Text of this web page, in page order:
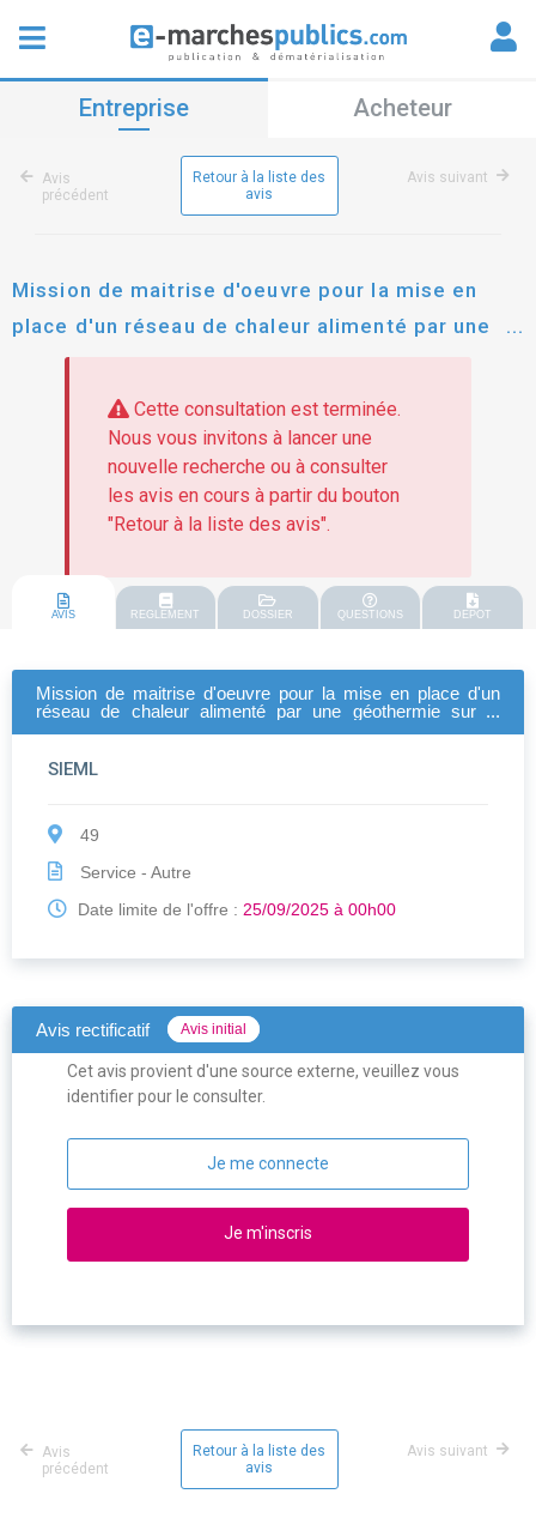
Entreprise Acheteur
Avis
précédent
Retour à la liste des
avis
Avis suivant
Mission de maitrise d'oeuvre pour la mise en
place d'un réseau de chaleur alimenté par une
géothermie sur la commune de mazé-milon (49)
Cette consultation est terminée.
Nous vous invitons à lancer une
nouvelle recherche ou à consulter
les avis en cours à partir du bouton
"Retour à la liste des avis".
AVIS REGLEMENT DOSSIER QUESTIONS DEPOT
Mission de maitrise d'oeuvre pour la mise en place d'un
réseau de chaleur alimenté par une géothermie sur la
SIEML
49
Service - Autre
Date limite de l'offre : 25/09/2025 à 00h00
Avis rectificatif Avis initial
Cet avis provient d'une source externe, veuillez vous
identifier pour le consulter.
Je me connecte
Je m'inscris
Avis
précédent
Retour à la liste des
avis
Avis suivant